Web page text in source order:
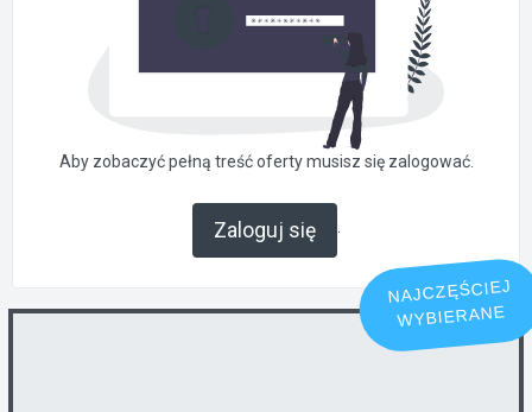
Aby zobaczyć pełną treść oferty musisz się zalogować.
Zaloguj się .
NAJCZĘŚCIEJ
WYBIERANE